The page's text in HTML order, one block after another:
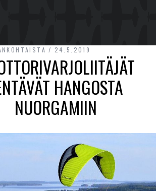
24.5.2019
HANGOSTA
NUORGAMIIN